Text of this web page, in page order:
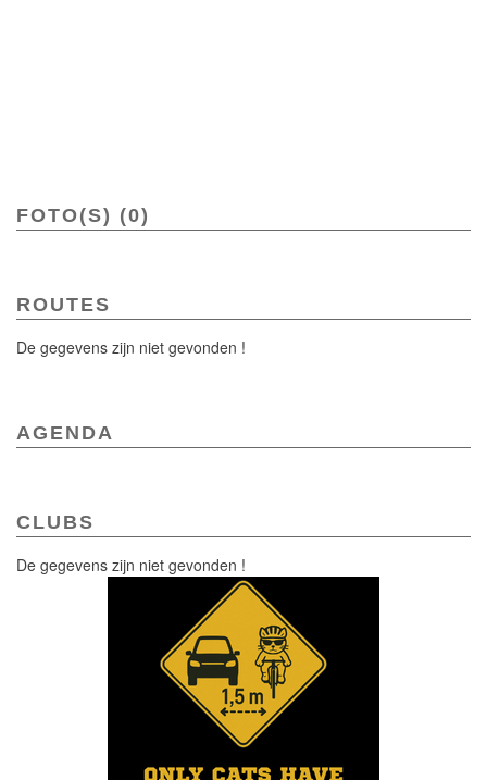
FOTO(S) (0)
ROUTES
De gegevens zijn niet gevonden !
AGENDA
CLUBS
De gegevens zijn niet gevonden !